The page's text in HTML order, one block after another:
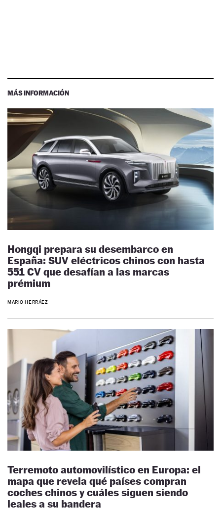
MÁS INFORMACIÓN
Hongqi prepara su desembarco en
España: SUV eléctricos chinos con hasta
551 CV que desafían a las marcas
prémium
MARIO HERRÁEZ
Terremoto automovilístico en Europa: el
mapa que revela qué países compran
coches chinos y cuáles siguen siendo
leales a su bandera